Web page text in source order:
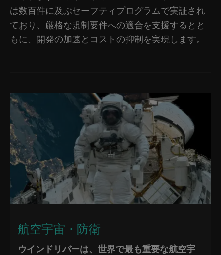
は数百件に及ぶセーフティプログラムで実証され
ており、厳格な規制要件への適合を支援するとと
もに、開発の加速とコストの抑制を実現します。
航空宇宙・防衛
ウインドリバーは、世界で最も重要な航空宇